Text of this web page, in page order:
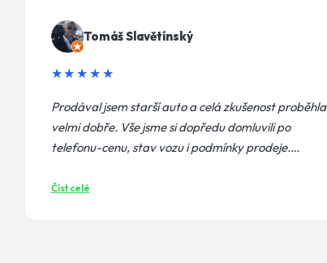
Tomáš Slavětínský
★★★★★
Prodával jsem starší auto a celá zkušenost proběhla
velmi dobře. Vše jsme si dopředu domluvili po
telefonu-cenu, stav vozu i podmínky prodeje.…
Číst celé